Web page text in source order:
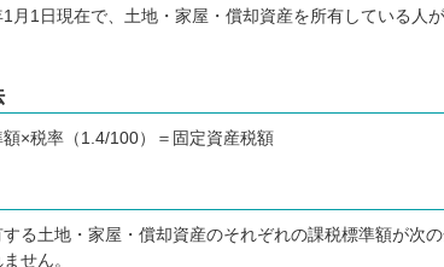
月1日現在で、土地・家屋・償却資産を所有している人
×税率（1.4/100）＝固定資産税額
る土地・家屋・償却資産のそれぞれの課税標準額が次
せん。